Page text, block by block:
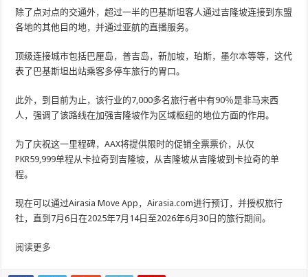
除了点对点的交通外，超过一半的巴基斯坦客人通过吉隆坡连接到东盟
各地的其他目的地，并通过亚航的直播服务。
顶级连接城市包括巴厘岛，普吉岛，新加坡，珀斯，墨尔本等等，这代
表了巴基斯坦出站乘客多停车旅行的胃口。
此外，到目前为止，该行业的7,000多名旅行者中有90％是非马来西
人，强调了该路线在加强吉隆坡作为区域枢纽的地位方面的作用。
为了庆祝这一里程碑，AAX将提供限时的促销全票票价，从仅
PKR59,999单程从卡拉奇到吉隆坡，从吉隆坡从吉隆坡到卡拉奇的单
程。
现在可以通过Airasia Move App，Airasia.com进行预订，并授权旅行
社，直到7月6日在2025年7月14日至2026年6月30日的旅行期间。
阅读更多